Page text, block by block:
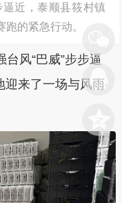
逼近，泰顺县筱村镇
的紧急行动。
风“巴威”步步逼
迎来了一场与风雨